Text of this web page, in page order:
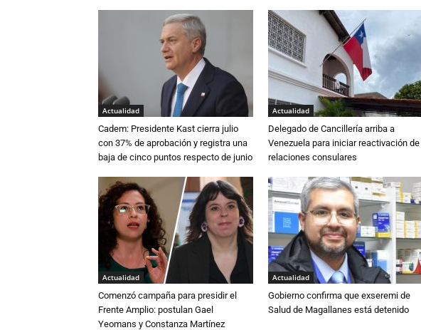
Actualidad
Cadem: Presidente Kast cierra julio
con 37% de aprobación y registra una
baja de cinco puntos respecto de junio
Actualidad
Delegado de Cancillería arriba a
Venezuela para iniciar reactivación de
relaciones consulares
Actualidad
Comenzó campaña para presidir el
Frente Amplio: postulan Gael
Yeomans y Constanza Martínez
Actualidad
Gobierno confirma que exseremi de
Salud de Magallanes está detenido